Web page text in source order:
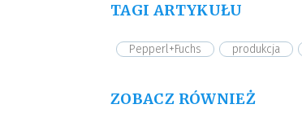
TAGI ARTYKUŁU
Pepperl+Fuchs produkcja
ZOBACZ RÓWNIEŻ